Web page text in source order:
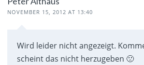
NOVEMBER 15, 2012 AT 13:40
Wird leider nicht angezeigt.
scheint das nicht herzugeben 🙁